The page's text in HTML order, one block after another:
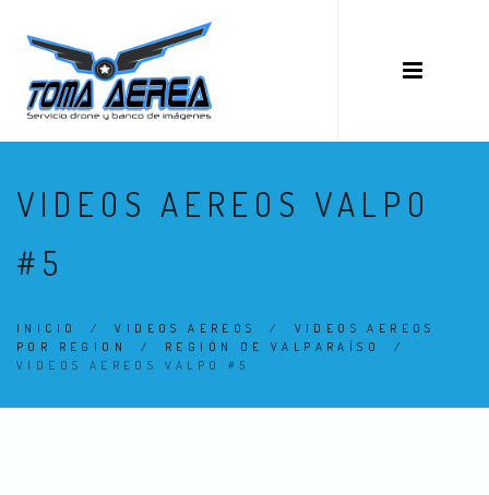
VIDEOS AEREOS VALPO
#5
INICIO /VIDEOS AEREOS / VIDEOS AEREOS
POR REGION
/ REGIÓN DE VALPARAÍSO
/
VIDEOS AEREOS VALPO #5